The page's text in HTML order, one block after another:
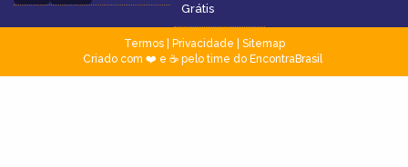
Grátis
Termos| Privacidade
Sitemap
Criado com ❤️ e ☕ pelo time do EncontraBrasil